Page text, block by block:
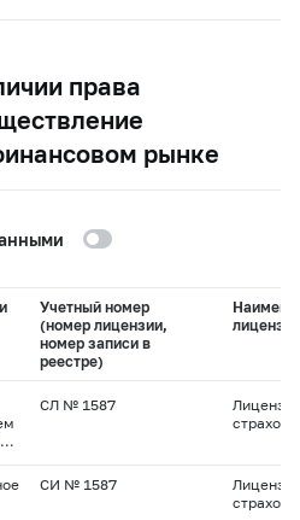
права
рынке
Учетный номер
(номер лицензии,
номер записи в
реестре)
лицензии
СЛ № 1587
СИ № 1587